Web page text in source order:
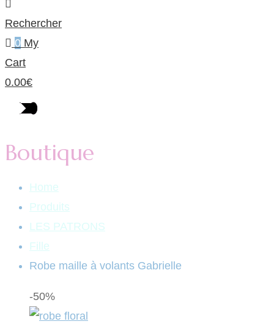
Rechercher
0 My
Cart
0.00€
Boutique
Home
Produits
LES PATRONS
Fille
Robe maille à volants Gabrielle
-50%